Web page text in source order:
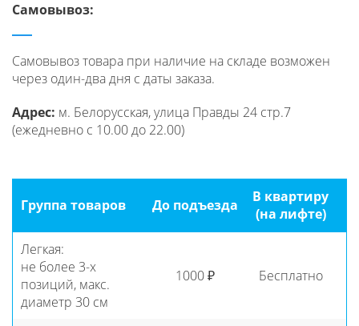
Самовывоз:
Самовывоз товара при наличие на складе возможен
через один-два дня с даты заказа.
Адрес: м. Белорусская, улица Правды 24 стр.7
(ежедневно с 10.00 до 22.00)
Группа товаров До подъезда
В квартиру
(на лифте)
Легкая:
не более 3-x
позиций, макс.
диаметр 30 см
1000 ₽ Бесплатно